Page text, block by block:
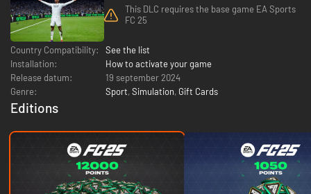
This DLC requires the base game EA Sports
FC 25
Country Compatibility:
See the list
Installation:
How to activate your game
Release datum:
19 september 2024
Genre:
Sport, Simulation, Gift Cards
Editions